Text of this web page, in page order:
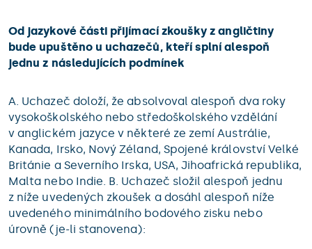
Od jazykové části přijímací zkoušky z angličtiny
bude upuštěno u uchazečů, kteří splní alespoň
jednu z následujících podmínek
A. Uchazeč doloží, že absolvoval alespoň dva roky
vysokoškolského nebo středoškolského vzdělání
v anglickém jazyce v některé ze zemí Austrálie,
Kanada, Irsko, Nový Zéland, Spojené království Velké
Británie a Severního Irska, USA, Jihoafrická republika,
Malta nebo Indie. B. Uchazeč složil alespoň jednu
z níže uvedených zkoušek a dosáhl alespoň níže
uvedeného minimálního bodového zisku nebo
úrovně (je-li stanovena):